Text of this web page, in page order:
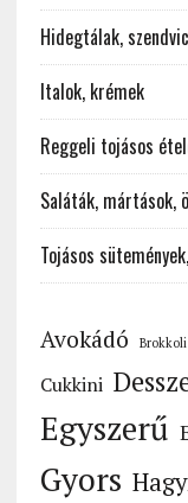
Hidegtálak,
Italok, krémek
Reggeli tojásos
Saláták, mártások,
Tojásos
Avokádó Brokkoli
Cukkini
Egyszerű
Gyors